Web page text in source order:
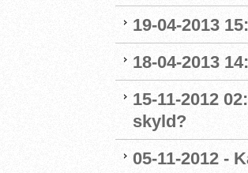
19-04-2013
18-04-2013
15-11-2012
skyld?
05-11-2012 -